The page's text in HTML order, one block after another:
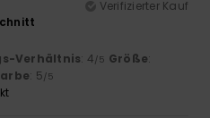
Verifizierter Kauf
Verhältnis: 4/5 Größe:
: 5/5